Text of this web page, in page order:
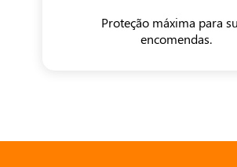
Proteção máxima para
encomendas.